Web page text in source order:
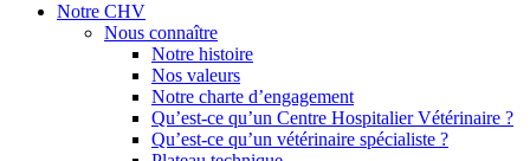
Notre CHV
Nous connaître
Notre histoire
Nos valeurs
Notre charte d’engagement
Qu’est-ce qu’un Centre Hospitalier Vétérinaire ?
Qu’est-ce qu’un vétérinaire spécialiste ?